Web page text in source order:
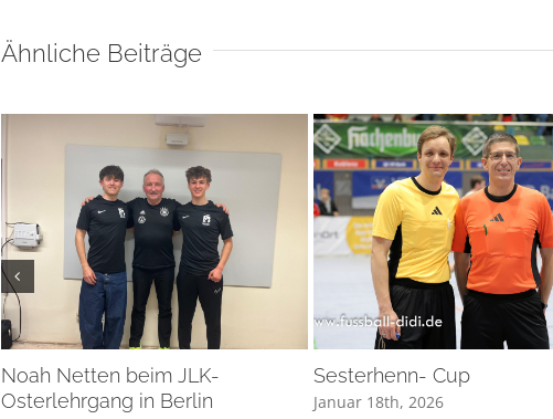
Ähnliche Beiträge
Noah Netten beim JLK-
Osterlehrgang in Berlin
Sesterhenn- Cup
Januar 18th, 2026